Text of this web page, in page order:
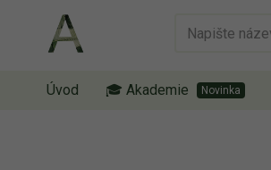
Úvod 🎓 Akademie